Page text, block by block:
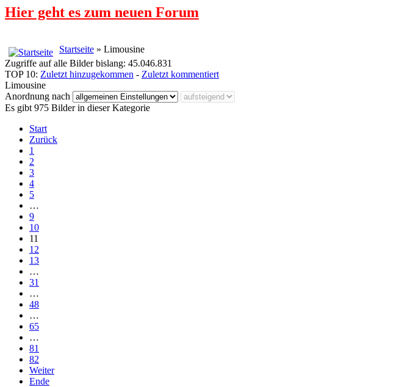
Hier geht es zum neuen Forum
Startseite » Limousine
Zugriffe auf alle Bilder bislang: 45.046.831
TOP 10: Zuletzt hinzugekommen - Zuletzt kommentiert
Limousine
Anordnung nach
Es gibt 975 Bilder in dieser Kategorie
Start
Zurück
1
2
3
4
5
…
9
10
11
12
13
…
31
…
48
…
65
…
81
82
Weiter
Ende